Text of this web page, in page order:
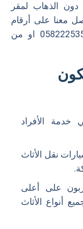
دون الذهاب لمقر
معنا على أرقام
الهاتف التالية: 0126553898 أو 0582225357 او من
الأفراد
نقل الأثاث
على أعلى
أنواع الأثاث